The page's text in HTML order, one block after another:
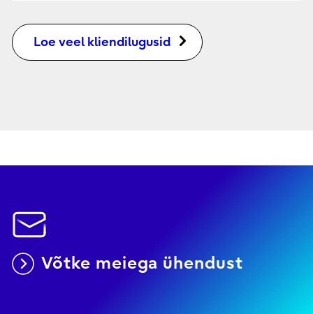
Loe veel kliendilugusid
Võtke meiega ühendust